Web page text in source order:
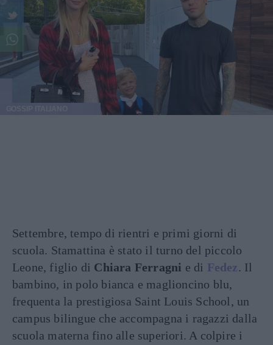
Settembre, tempo di rientri e primi giorni di
scuola. Stamattina è stato il turno del piccolo
Leone, figlio di Chiara Ferragni e di Fedez. Il
bambino, in polo bianca e maglioncino blu,
frequenta la prestigiosa Saint Louis School, un
campus bilingue che accompagna i ragazzi dalla
scuola materna fino alle superiori. A colpire i